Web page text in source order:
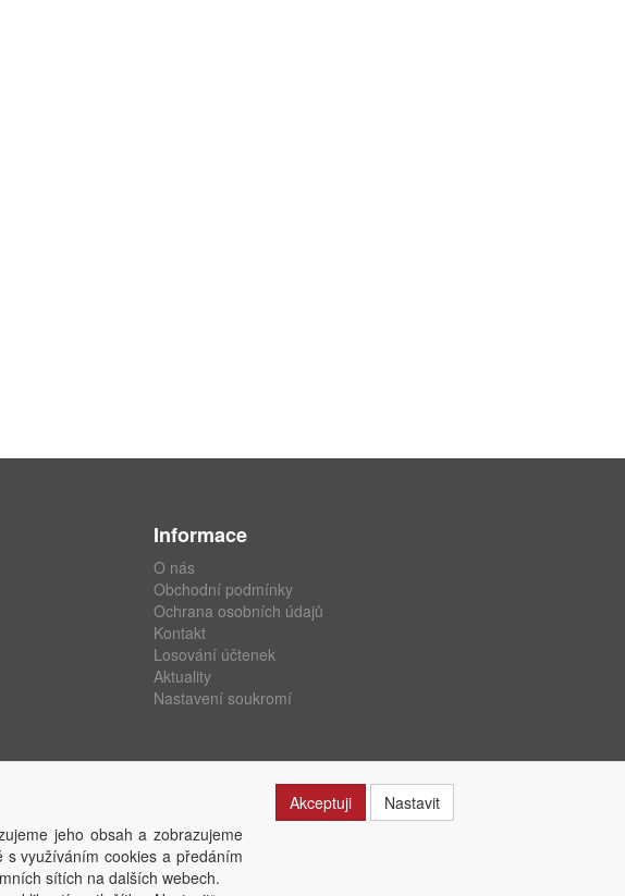
Informace
O nás
Obchodní podmínky
Ochrana osobních údajů
Kontakt
Losování účtenek
Aktuality
Nastavení soukromí
jeho obsah a zobrazujeme
s využíváním cookies a předáním
sítích na dalších webech.
Akceptuji Nastavit